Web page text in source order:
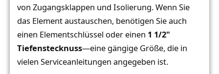
von Zugangsklappen und Isolierung. Wenn Sie
das Element austauschen, benötigen Sie auch
einen Elementschlüssel oder einen 1 1/2"
Tiefenstecknuss—eine gängige Größe, die in
vielen Serviceanleitungen angegeben ist.